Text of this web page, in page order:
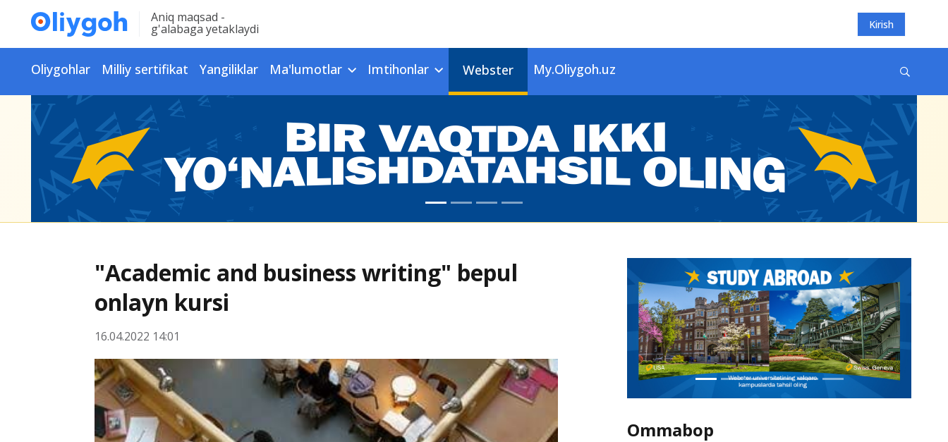
Aniq maqsad -
g'alabaga yetaklaydi Kirish
Oliygohlar Milliy sertifikat Yangiliklar Ma'lumotlar Imtihonlar Webster My.Oliygoh.uz
"Academic and business writing" bepul
onlayn kursi
16.04.2022 14:01
Ommabop